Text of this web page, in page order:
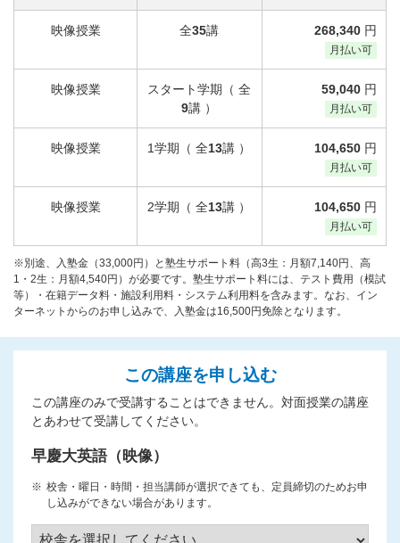
映像授業
映像授業
映像授業
映像授業
全35講
スタート学期（ 全
9講 ）
1学期（ 全13講 ）
2学期（ 全13講 ）
268,340 円
月払い可
59,040 円
月払い可
104,650 円
月払い可
104,650 円
月払い可
※別途、入塾金（33,000円）と塾生サポート料（高3生：月額7,140円、高
1・2生：月額4,540円）が必要です。塾生サポート料には、テスト費用（模試
等）・在籍データ料・施設利用料・システム利用料を含みます。なお、イン
ターネットからのお申し込みで、入塾金は16,500円免除となります。
この講座を申し込む
この講座のみで受講することはできません。対面授業の講座
とあわせて受講してください。
早慶大英語（映像）
校舎・曜日・時間・担当講師が選択できても、定員締切のためお申
し込みができない場合があります。